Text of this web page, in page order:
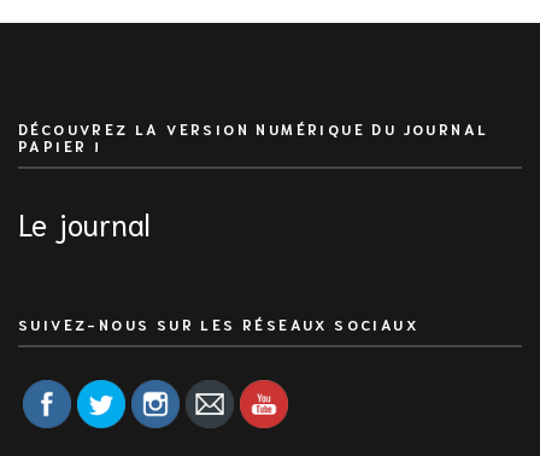
DÉCOUVREZ LA VERSION NUMÉRIQUE DU JOURNAL
PAPIER !
Le journal
SUIVEZ-NOUS SUR LES RÉSEAUX SOCIAUX